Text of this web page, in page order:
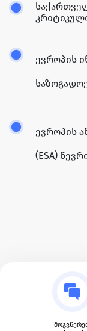
ევროპის
ევროპის
(ESA)